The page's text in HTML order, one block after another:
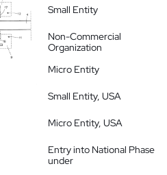
Small Entity
Non-Commercial
Organization
Micro Entity
Small Entity, USA
Micro Entity, USA
Entry into National Phase
under